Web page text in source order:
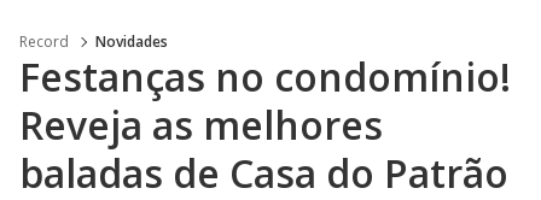
Record Novidades
Festanças no condomínio!
Reveja as melhores
baladas de Casa do Patrão